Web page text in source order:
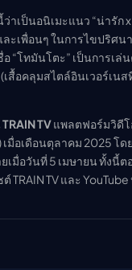
เป็นอนิเมะแนว “น่ารัก x
ะเพื่อนๆ ในการไขปริศน
“โทมันโตะ” เป็นการเล่
(เสื้อคลุมสไตล์อินเวอร์เ
TRAIN TVแพลตฟอร์มวิดี
เมื่อเดือนตุลาคม 2025 โด
มื่อวันที่ 5 เมษายน ทั้งนี้ต
TRAIN TV และ